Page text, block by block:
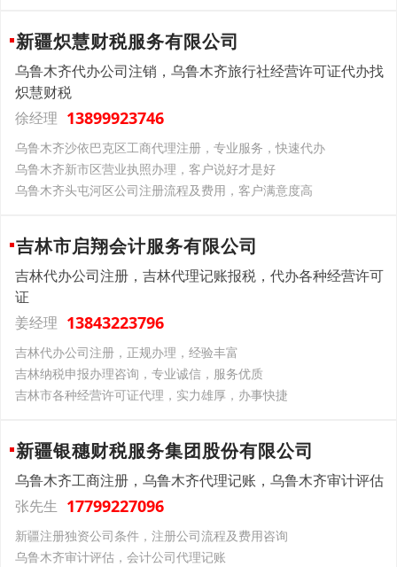
新疆炽慧财税服务有限公司
乌鲁木齐代办公司注销，乌鲁木齐旅行社经营许可证代办找
炽慧财税
徐经理 13899923746
乌鲁木齐沙依巴克区工商代理注册，专业服务，快速代办
乌鲁木齐新市区营业执照办理，客户说好才是好
乌鲁木齐头屯河区公司注册流程及费用，客户满意度高
吉林市启翔会计服务有限公司
吉林代办公司注册，吉林代理记账报税，代办各种经营许可
证
姜经理 13843223796
吉林代办公司注册，正规办理，经验丰富
吉林纳税申报办理咨询，专业诚信，服务优质
吉林市各种经营许可证代理，实力雄厚，办事快捷
新疆银穗财税服务集团股份有限公司
乌鲁木齐工商注册，乌鲁木齐代理记账，乌鲁木齐审计评估
张先生 17799227096
新疆注册独资公司条件，注册公司流程及费用咨询
乌鲁木齐审计评估，会计公司代理记账